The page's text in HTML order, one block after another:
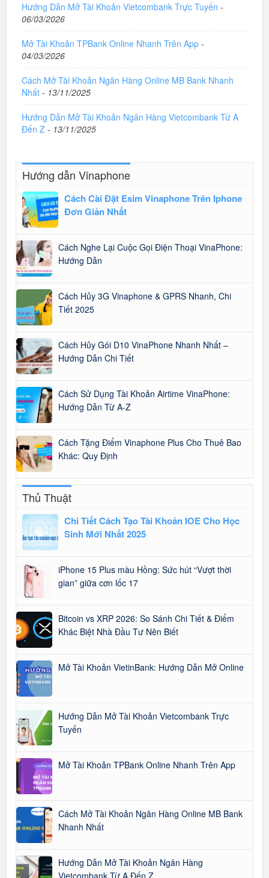
Hướng Dẫn Mở Tài Khoản Vietcombank Trực Tuyến -
06/03/2026
Mở Tài Khoản TPBank Online Nhanh Trên App -
04/03/2026
Cách Mở Tài Khoản Ngân Hàng Online MB Bank Nhanh
Nhất - 13/11/2025
Hướng Dẫn Mở Tài Khoản Ngân Hàng Vietcombank Từ A
Đến Z - 13/11/2025
Hướng dẫn Vinaphone
Cách Cài Đặt Esim Vinaphone Trên Iphone
Đơn Giản Nhất
Cách Nghe Lại Cuộc Gọi Điện Thoại VinaPhone:
Hướng Dẫn
Cách Hủy 3G Vinaphone & GPRS Nhanh, Chi
Tiết 2025
Cách Hủy Gói D10 VinaPhone Nhanh Nhất –
Hướng Dẫn Chi Tiết
Cách Sử Dụng Tài Khoản Airtime VinaPhone:
Hướng Dẫn Từ A-Z
Cách Tặng Điểm Vinaphone Plus Cho Thuê Bao
Khác: Quy Định
Thủ Thuật
Chi Tiết Cách Tạo Tài Khoản IOE Cho Học
Sinh Mới Nhất 2025
iPhone 15 Plus màu Hồng: Sức hút “Vượt thời
gian” giữa cơn lốc 17
Bitcoin vs XRP 2026: So Sánh Chi Tiết & Điểm
Khác Biệt Nhà Đầu Tư Nên Biết
Mở Tài Khoản VietinBank: Hướng Dẫn Mở Online
Hướng Dẫn Mở Tài Khoản Vietcombank Trực
Tuyến
Mở Tài Khoản TPBank Online Nhanh Trên App
Cách Mở Tài Khoản Ngân Hàng Online MB Bank
Nhanh Nhất
Hướng Dẫn Mở Tài Khoản Ngân Hàng